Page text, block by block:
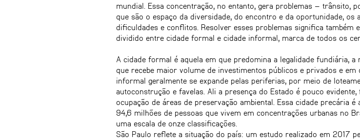
mundial. Essa concentração, no entanto, gera problemas – trânsito,
que são o espaço da diversidade, do encontro e da oportunidade,
dificuldades e conflitos. Resolver esses problemas significa
dividido entre cidade formal e cidade informal, marca de todos os
A cidade formal é aquela em que predomina a legalidade fundiária,
que recebe maior volume de investimentos públicos e privados e
informal geralmente se expande pelas periferias, por meio de
autoconstrução e favelas. Ali a presença do Estado é pouco
ocupação de áreas de preservação ambiental. Essa cidade precária
94,6 milhões de pessoas que vivem em concentrações urbanas no
uma escala de onze classificações.
São Paulo reflete a situação do país: um estudo realizado em 2017